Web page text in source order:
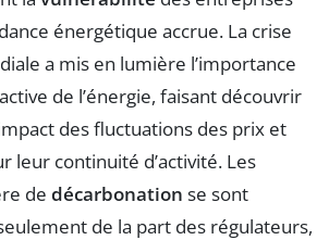
énergétique accrue. La crise
a mis en lumière l’importance
de l’énergie, faisant découvrir
des fluctuations des prix et
leur continuité d’activité. Les
de décarbonation se sont
de la part des régulateurs,